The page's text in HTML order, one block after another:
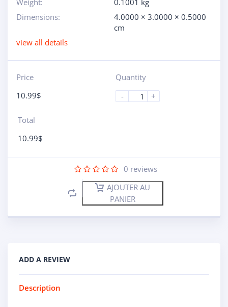
Weight:
0.1001 kg
Dimensions:
4.0000 × 3.0000 × 0.5000
cm
view all details
Price
10.99$
Quantity
-
+
Total
10.99$
0 reviews
AJOUTER AU
PANIER
ADD A REVIEW
Description